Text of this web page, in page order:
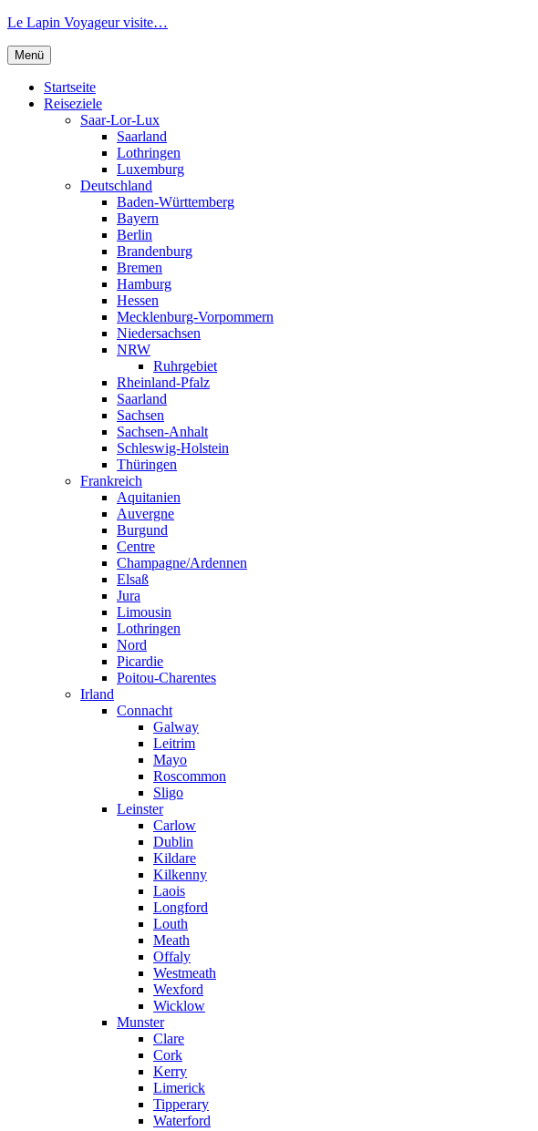
Zum
springen
Le Lapin Voyageur visite…
Menü
Startseite
Reiseziele
Saar-Lor-Lux
Saarland
Lothringen
Luxemburg
Deutschland
Baden-Württemberg
Bayern
Berlin
Brandenburg
Bremen
Hamburg
Hessen
Mecklenburg-Vorpommern
Niedersachsen
NRW
Ruhrgebiet
Rheinland-Pfalz
Saarland
Sachsen
Sachsen-Anhalt
Schleswig-Holstein
Thüringen
Frankreich
Aquitanien
Auvergne
Burgund
Centre
Champagne/Ardennen
Elsaß
Jura
Limousin
Lothringen
Nord
Picardie
Poitou-Charentes
Irland
Connacht
Galway
Leitrim
Mayo
Roscommon
Sligo
Leinster
Carlow
Dublin
Kildare
Kilkenny
Laois
Longford
Louth
Meath
Offaly
Westmeath
Wexford
Wicklow
Munster
Clare
Cork
Kerry
Limerick
Tipperary
Waterford